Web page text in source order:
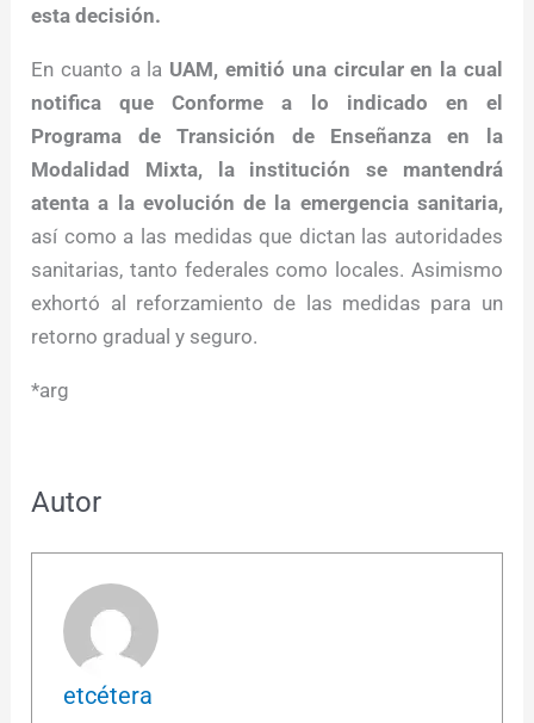
esta decisión.
En cuanto a la UAM, emitió una circular en la cual
notifica que Conforme a lo indicado en el
Programa de Transición de Enseñanza en la
Modalidad Mixta, la institución se mantendrá
atenta a la evolución de la emergencia sanitaria,
así como a las medidas que dictan las autoridades
sanitarias, tanto federales como locales. Asimismo
exhortó al reforzamiento de las medidas para un
retorno gradual y seguro.
*arg
Autor
etcétera